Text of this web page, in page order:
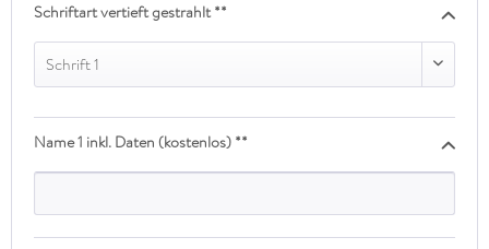
Schriftart vertieft gestrahlt **
Schrift 1
Name 1 inkl. Daten (kostenlos) **